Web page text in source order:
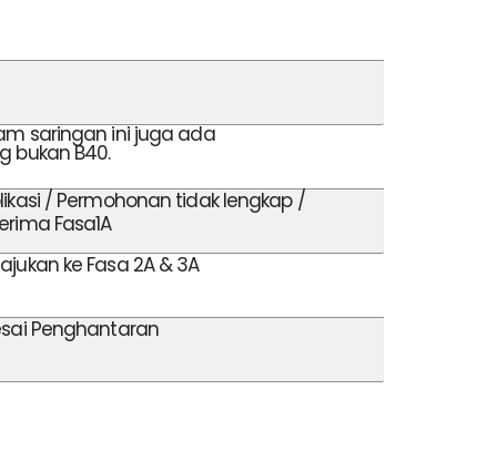
saringan ini juga ada
bukan B40.
/ Permohonan tidak lengkap /
Fasa1A
ke Fasa 2A & 3A
Penghantaran